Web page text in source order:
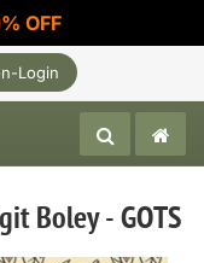
OFF
Login
Boley - GOTS